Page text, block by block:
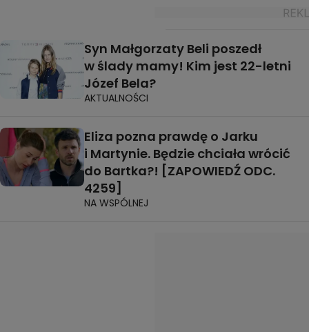
Syn Małgorzaty Beli poszedł
w ślady mamy! Kim jest 22-letni
Józef Bela?
AKTUALNOŚCI
Eliza pozna prawdę o Jarku
i Martynie. Będzie chciała wrócić
do Bartka?! [ZAPOWIEDŹ ODC.
4259]
NA WSPÓLNEJ